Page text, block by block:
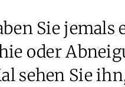
Sie
oder
sehen Sie